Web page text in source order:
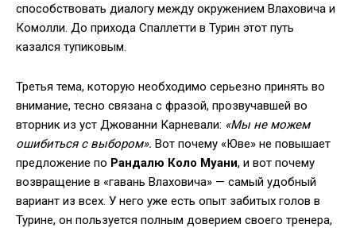
способствовать диалогу между окружением Влаховича и
Комолли. До прихода Спаллетти в Турин этот путь
казался тупиковым.
Третья тема, которую необходимо серьезно принять во
внимание, тесно связана с фразой, прозвучавшей во
вторник из уст Джованни Карневали: «Мы не можем
ошибиться с выбором». Вот почему «Юве» не повышает
предложение по Рандалю Коло Муани, и вот почему
возвращение в «гавань Влаховича» — самый удобный
вариант из всех. У него уже есть опыт забитых голов в
Турине, он пользуется полным доверием своего тренера,